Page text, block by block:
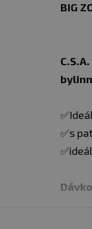
BIG
✅s